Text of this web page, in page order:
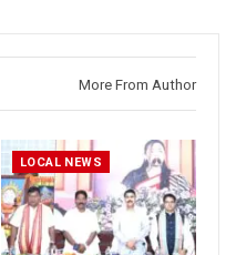
More From Author
LOCAL NEWS